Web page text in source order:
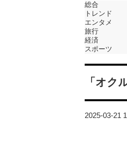
総合
トレンド
エンタメ
旅行
経済
スポーツ
「オク
2025-03-21